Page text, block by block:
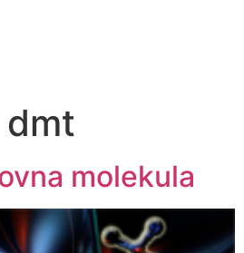
dmt
molekula